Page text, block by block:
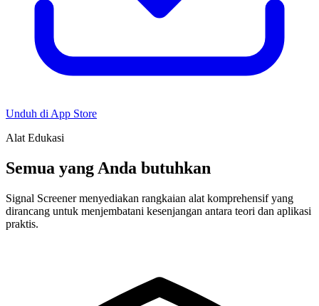
Unduh di App Store
Alat Edukasi
Semua yang Anda butuhkan
Signal Screener menyediakan rangkaian alat komprehensif yang
dirancang untuk menjembatani kesenjangan antara teori dan aplikasi
praktis.